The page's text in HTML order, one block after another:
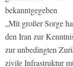
bekanntgegeben
„Mit großer Sorge
den Iran zur
zur unbedingten
zivile Infrastruktur